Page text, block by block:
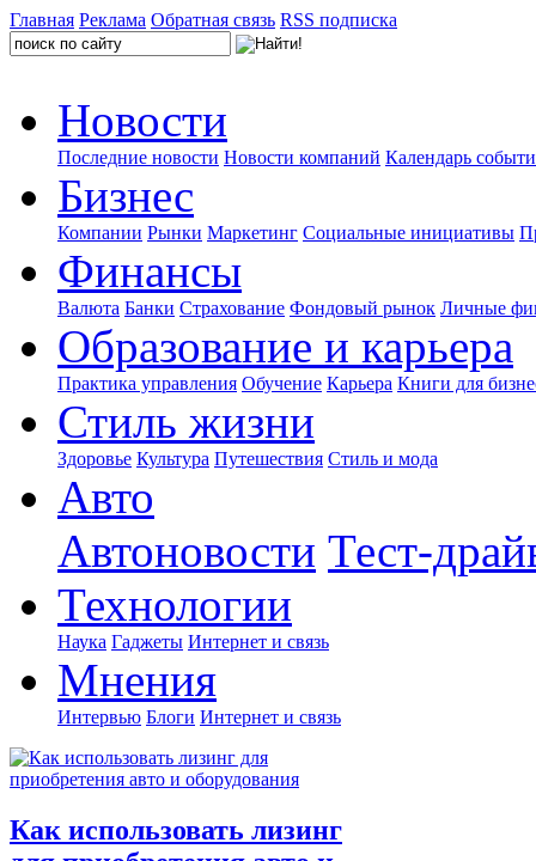
Главная Реклама Обратная связь RSS подписка
Новости
Последние новости Новости компаний Календарь
Бизнес
Компании Рынки Маркетинг Социальные инициативы
Финансы
Валюта Банки Страхование Фондовый рынок Личные
Образование и карьера
Практика управления Обучение Карьера Книги для
Стиль жизни
Здоровье Культура Путешествия Стиль и мода
Авто
Автоновости Тест-
Технологии
Наука Гаджеты Интернет и связь
Мнения
Интервью Блоги Интернет и связь
Как использовать лизинг